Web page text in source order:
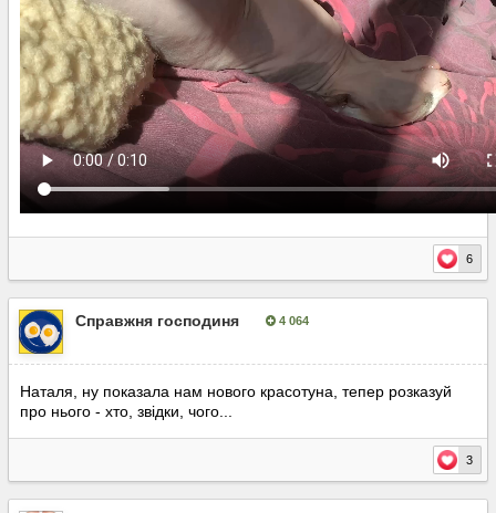
6
Справжня господиня 4 064
Наталя, ну показала нам нового красотуна, тепер розказуй
про нього - хто, звідки, чого...
3